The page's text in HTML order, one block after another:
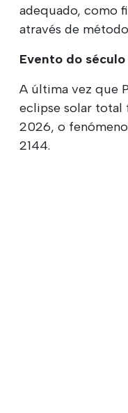
adequado, como
através de
Evento do século
A última vez que
eclipse solar total
2026, o
2144.